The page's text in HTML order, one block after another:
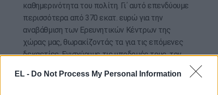
EL - Do Not Process My Personal Information
καθημερινότητα του πολίτη. Γι΄ αυτό επενδύουμε
περισσότερα από 370 εκατ. ευρώ για την
αναβάθμιση των Ερευνητικών Κέντρων της
χώρας μας, θωρακίζοντάς τα για τις επόμενες
δεκαετίες. Ενισχύουμε τις υποδομές τους, τον
δυνατότητες, ώστε να λειτουργούν ως